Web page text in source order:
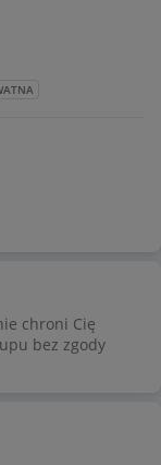
chroni Cię
bez zgody